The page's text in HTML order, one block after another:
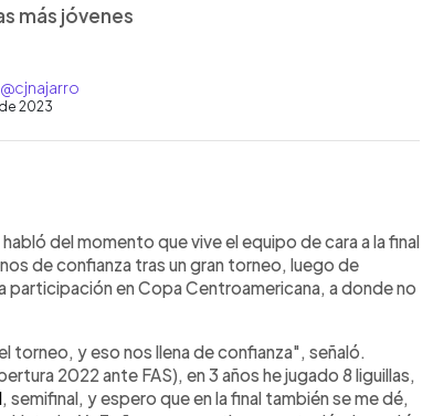
más jóvenes
2023
habló del momento que vive el equipo de cara a la final
de confianza tras un gran torneo, luego de
participación en Copa Centroamericana, a donde no
torneo, y eso nos llena de confianza", señaló.
2022 ante FAS), en 3 años he jugado 8 liguillas,
, semifinal, y espero que en la final también se me dé,